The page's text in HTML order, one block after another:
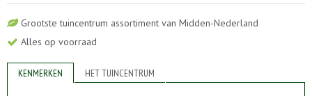
Grootste tuincentrum assortiment van Midden-Nederland
Alles op voorraad
KENMERKEN HET TUINCENTRUM